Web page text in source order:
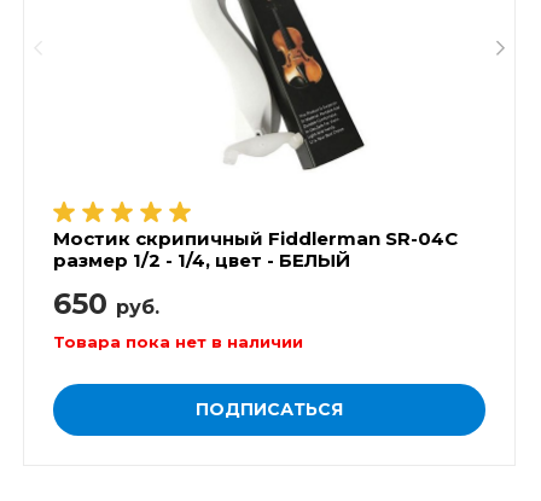
Мостик скрипичный Fiddlerman SR-04C
размер 1/2 - 1/4, цвет - БЕЛЫЙ
650 руб.
Товара пока нет в наличии
ПОДПИСАТЬСЯ